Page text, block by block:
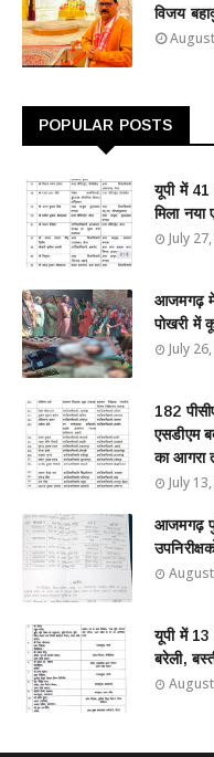
विजय
POPULAR POSTS
यूपी में 41
मिला नया
July
आजमगढ़ में
पोखरी में
July
182
एसडीएम
का आगरा
July
आजमगढ़
यूपी में 13
बरेली,